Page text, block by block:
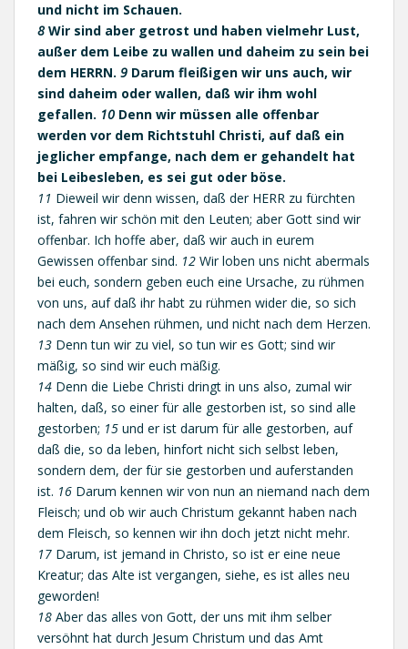
und nicht im Schauen.
8 Wir sind aber getrost und haben vielmehr Lust,
außer dem Leibe zu wallen und daheim zu sein bei
dem HERRN. 9 Darum fleißigen wir uns auch, wir
sind daheim oder wallen, daß wir ihm wohl
gefallen. 10 Denn wir müssen alle offenbar
werden vor dem Richtstuhl Christi, auf daß ein
jeglicher empfange, nach dem er gehandelt hat
bei Leibesleben, es sei gut oder böse.
11 Dieweil wir denn wissen, daß der HERR zu fürchten
ist, fahren wir schön mit den Leuten; aber Gott sind wir
offenbar. Ich hoffe aber, daß wir auch in eurem
Gewissen offenbar sind. 12 Wir loben uns nicht abermals
bei euch, sondern geben euch eine Ursache, zu rühmen
von uns, auf daß ihr habt zu rühmen wider die, so sich
nach dem Ansehen rühmen, und nicht nach dem Herzen.
13 Denn tun wir zu viel, so tun wir es Gott; sind wir
mäßig, so sind wir euch mäßig.
14 Denn die Liebe Christi dringt in uns also, zumal wir
halten, daß, so einer für alle gestorben ist, so sind alle
gestorben; 15 und er ist darum für alle gestorben, auf
daß die, so da leben, hinfort nicht sich selbst leben,
sondern dem, der für sie gestorben und auferstanden
ist. 16 Darum kennen wir von nun an niemand nach dem
Fleisch; und ob wir auch Christum gekannt haben nach
dem Fleisch, so kennen wir ihn doch jetzt nicht mehr.
17 Darum, ist jemand in Christo, so ist er eine neue
Kreatur; das Alte ist vergangen, siehe, es ist alles neu
geworden!
18 Aber das alles von Gott, der uns mit ihm selber
versöhnt hat durch Jesum Christum und das Amt